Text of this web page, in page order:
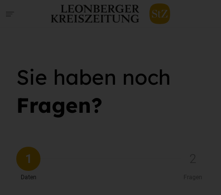
Sie haben noch
Fragen?
1
Daten
2
Fragen